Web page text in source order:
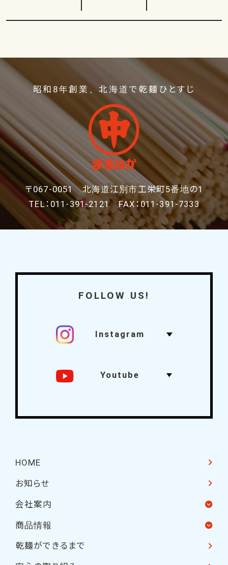
昭和8年創業、北海道で乾麺ひとすじ
〒067-0051 北海道江別市工栄町5番地の1
TEL：011-391-2121 FAX：011-391-7333
FOLLOW US!
Instagram
Youtube
HOME
お知らせ
会社案内
商品情報
乾麺ができるまで